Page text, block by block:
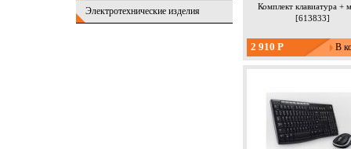
Электротехнические изделия
Комплект клавиатура +
[613833]
2 910 Р